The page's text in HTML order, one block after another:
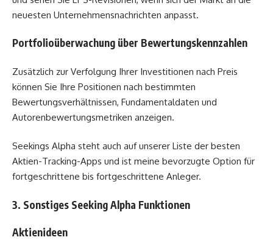
neuesten Unternehmensnachrichten anpasst.
Portfolioüberwachung über Bewertungskennzahlen
Zusätzlich zur Verfolgung Ihrer Investitionen nach Preis
können Sie Ihre Positionen nach bestimmten
Bewertungsverhältnissen, Fundamentaldaten und
Autorenbewertungsmetriken anzeigen.
Seekings Alpha steht auch auf unserer Liste der besten
Aktien-Tracking-Apps und ist meine bevorzugte Option für
fortgeschrittene bis fortgeschrittene Anleger.
3. Sonstiges Seeking Alpha Funktionen
Aktienideen